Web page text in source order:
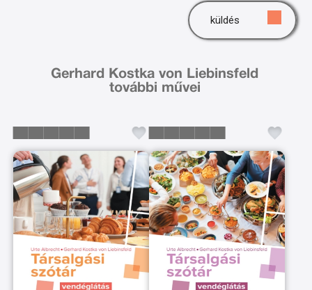
küldés
Gerhard Kostka von Liebinsfeld
további művei